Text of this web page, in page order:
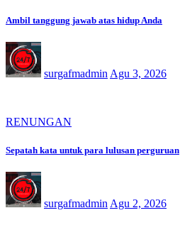
Ambil tanggung jawab atas hidup Anda
surgafmadmin Agu 3, 2026
RENUNGAN
Sepatah kata untuk para lulusan perguruan
surgafmadmin Agu 2, 2026